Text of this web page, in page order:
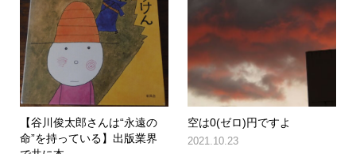
【谷川俊太郎さんは“永遠の
命”を持っている】出版業界
空は0(ゼロ)円ですよ
2021.10.23